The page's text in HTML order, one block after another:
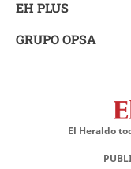
EH PLUS
GRUPO OPSA
El Heraldo